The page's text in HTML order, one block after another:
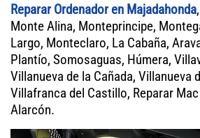
Reparar Ordenador en Majadahonda
Monte Alina, Monteprincipe,
Largo, Monteclaro, La Cabaña,
Plantío, Somosaguas, Húmera,
Villanueva de la Cañada, Villanueva
Villafranca del Castillo, Reparar
Alarcón.